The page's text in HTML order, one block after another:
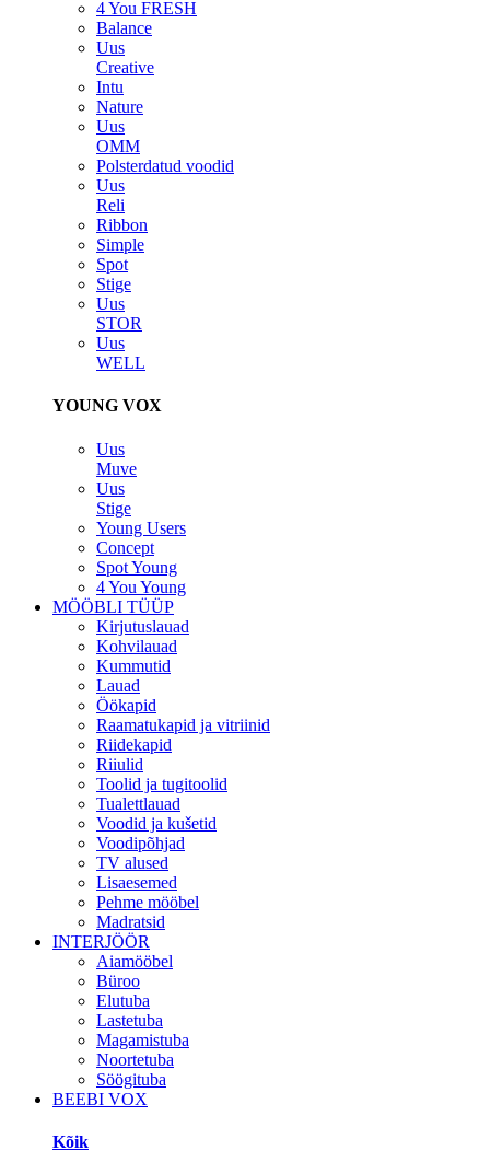
4 You FRESH
Balance
Uus
Creative
Intu
Nature
Uus
OMM
Polsterdatud voodid
Uus
Reli
Ribbon
Simple
Spot
Stige
Uus
STOR
Uus
WELL
YOUNG VOX
Uus
Muve
Uus
Stige
Young Users
Concept
Spot Young
4 You Young
MÖÖBLI TÜÜP
Kirjutuslauad
Kohvilauad
Kummutid
Lauad
Öökapid
Raamatukapid ja vitriinid
Riidekapid
Riiulid
Toolid ja tugitoolid
Tualettlauad
Voodid ja kušetid
Voodipõhjad
TV alused
Lisaesemed
Pehme mööbel
Madratsid
INTERJÖÖR
Aiamööbel
Büroo
Elutuba
Lastetuba
Magamistuba
Noortetuba
Söögituba
BEEBI VOX
Kõik